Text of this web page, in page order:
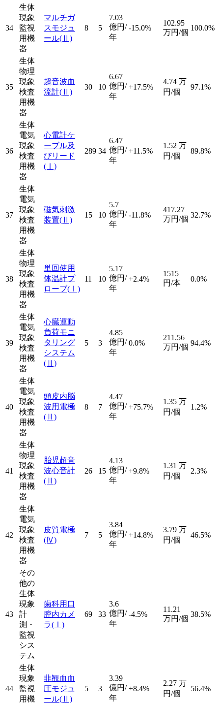
34
生体
現象
監視
用機
器
マルチガ
スモジュ
ール(Ⅱ)
8 5
7.03
億円/
年
-15.0%
102.95
万円/個
100.0%
35
生体
物理
現象
検査
用機
器
超音波血
流計(Ⅱ)
30 10
6.67
億円/
年
+17.5%
4.74 万
円/個
97.1%
36
生体
電気
現象
検査
用機
器
心電計ケ
ーブル及
びリード
(Ⅰ)
289 34
6.47
億円/
年
+11.5%
1.52 万
円/個
89.8%
37
生体
電気
現象
検査
用機
器
磁気刺激
装置(Ⅱ)
15 10
5.7
億円/
年
-11.8%
417.27
万円/個 32.7%
38
生体
物理
現象
検査
用機
器
単回使用
体温計プ
ローブ(Ⅰ)
11 10
5.17
億円/
年
+2.4%
1515
円/本
0.0%
39
生体
電気
現象
検査
用機
器
心臓運動
負荷モニ
タリング
システム
(Ⅱ)
5 3
4.85
億円/
年
0.0%
211.56
万円/個 94.4%
40
生体
電気
現象
検査
用機
器
頭皮内脳
波用電極
(Ⅱ)
8 7
4.47
億円/
年
+75.7%
1.35 万
円/個
1.2%
41
生体
物理
現象
検査
用機
器
胎児超音
波心音計
(Ⅱ)
26 15
4.13
億円/
年
+9.8%
1.31 万
円/個
2.3%
42
生体
電気
現象
検査
用機
器
皮質電極
(Ⅳ)
7 5
3.84
億円/
年
+14.8%
3.79 万
円/個
46.5%
43
その
他の
生体
現象
計
測・
監視
シス
テム
歯科用口
腔内カメ
ラ(Ⅰ)
69 33
3.6
億円/
年
-4.5%
11.21
万円/個
38.5%
44
生体
現象
監視
用機
非観血血
圧モジュ
ール(Ⅱ)
5 3
3.39
億円/
年
+8.4%
2.27 万
円/個
56.4%